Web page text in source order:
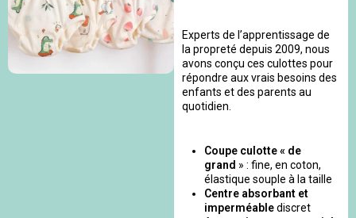
Experts de l’apprentissage de
la propreté depuis 2009, nous
avons conçu ces culottes pour
répondre aux vrais besoins des
enfants et des parents au
quotidien.
Coupe culotte « de
grand » : fine, en coton,
élastique souple à la taille
Centre absorbant et
imperméablediscret